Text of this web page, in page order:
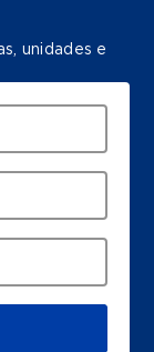
unidades e